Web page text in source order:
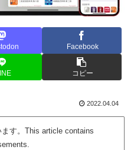
Facebook
コピー
2022.04.04
す。This article contains